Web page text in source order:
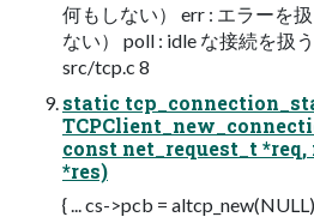
何もしない） err : エラーを
ない） poll : idle な接続を扱
src/tcp.c 8
static
const net_request_t
*res)
{ ... cs->pcb =